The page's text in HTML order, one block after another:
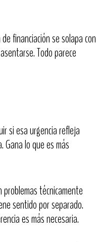
financiación se solapa con
Todo parece
si esa urgencia refleja
Gana lo que es más
técnicamente
sentido por separado.
es más necesaria.